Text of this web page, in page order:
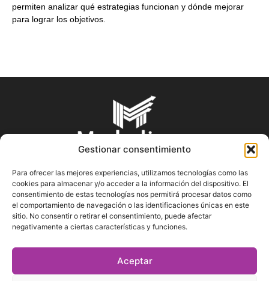
Gestionar consentimiento
Para ofrecer las mejores experiencias, utilizamos tecnologías como las
cookies para almacenar y/o acceder a la información del dispositivo. El
consentimiento de estas tecnologías nos permitirá procesar datos como
el comportamiento de navegación o las identificaciones únicas en este
sitio. No consentir o retirar el consentimiento, puede afectar
negativamente a ciertas características y funciones.
Aceptar
permiten analizar qué estrategias funcionan y dónde mejorar
para lograr los objetivos.
SOBRE NOSOTROS
En Marketin.es encontrarás la más actualizada y veraz
información sobre el mundo del marketing; consejos